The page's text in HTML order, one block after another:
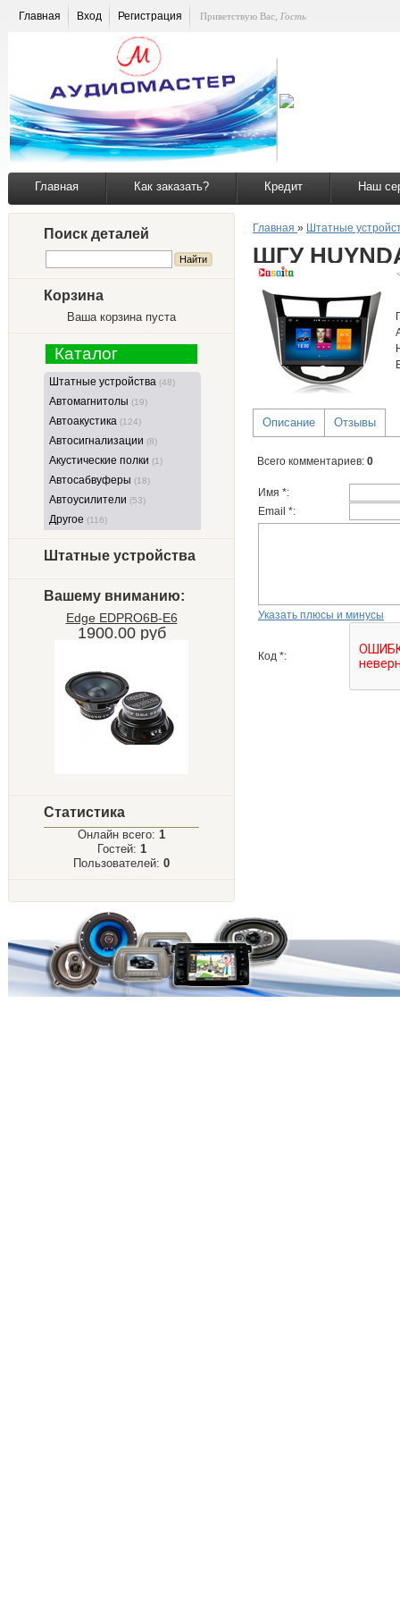
Главная Вход Регистрация Приветствую Вас Гость
Главная Как заказать? Кредит Наш
Поиск деталей
Корзина
Ваша корзина пуста
Каталог
Штатные устройства (48)
Автомагнитолы (19)
Автоакустика (124)
Автосигнализации (8)
Акустические полки (1)
Автосабвуферы (18)
Автоусилители (53)
Другое (116)
Штатные устройства
Вашему вниманию:
Edge EDPRO6B-E6
1900.00 руб
Статистика
Онлайн всего: 1
Гостей: 1
Пользователей: 0
Главная » Штатные
ШГУ
Описание Отзывы
Всего комментариев: 0
Имя *:
Email *:
Указать плюсы и минусы
Код *: